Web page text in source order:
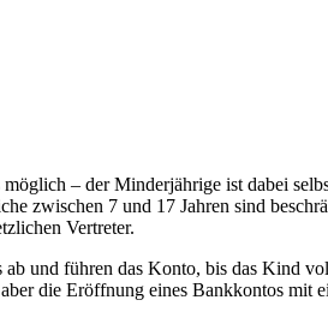
– der Minderjährige ist dabei
zwischen 7 und 17 Jahren sind
Vertreter.
und führen das Konto, bis das Kind
die Eröffnung eines Bankkontos mit